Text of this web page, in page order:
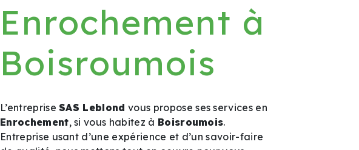
Enrochement à
Boisroumois
L’entrepriseSAS Leblond vous propose ses services en
Enrochement, si vous habitez à Boisroumois.
Entreprise usant d’une expérience et d’un savoir-faire